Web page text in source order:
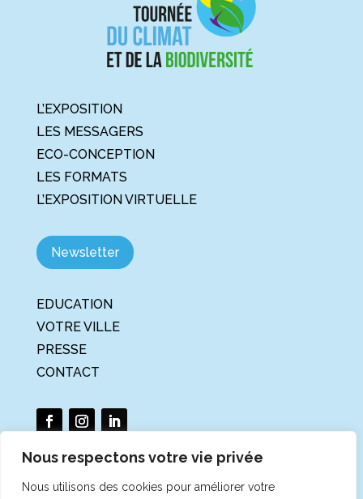
Nous respectons votre vie privée
Nous utilisons des cookies pour améliorer votre
L’EXPOSITION
LES MESSAGERS
ECO-CONCEPTION
LES FORMATS
L’EXPOSITION VIRTUELLE
Newsletter
EDUCATION
VOTRE VILLE
PRESSE
CONTACT